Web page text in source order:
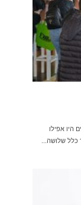
היו אפילו
שלושה...